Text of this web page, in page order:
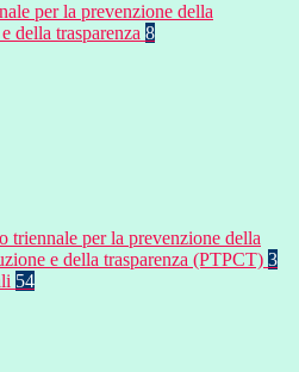
per la prevenzione della
della trasparenza 8
triennale per la prevenzione della
e della trasparenza (PTPCT) 3
54